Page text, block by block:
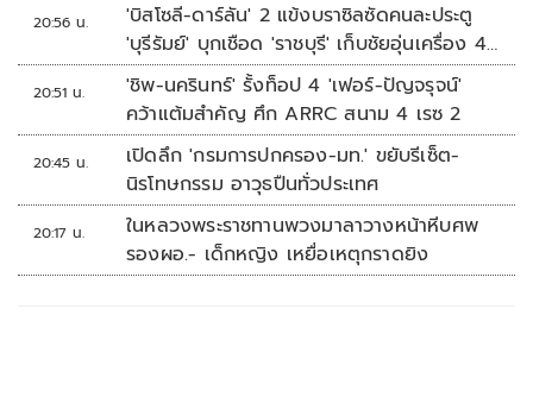
20:56 น.
'บิสโซลี-ดาร์ลัน' 2 แข้งบราซิลซัดคนละประตู
'บุรีรัมย์' บุกเชือด 'ราชบุรี' เก็บชัยอุ่นเครื่อง 4
นัดรวด
20:51 น.
'ชิพ-นครินทร์' รั้งท็อป 4 'เฟอร์-ปัญจรุจน์'
คว้าแต้มสำคัญ ศึก ARRC สนาม 4 เรซ 2
20:45 น.
เปิดลึก 'กรมการปกครอง-มท.' ขยับรีเซ็ต-
นิรโทษกรรม อาวุธปืนทั่วประเทศ
20:17 น.
ในหลวงพระราชทานพวงมาลาวางหน้าหีบศพ
รองผอ.- เด็กหญิง เหยื่อเหตุกราดยิง